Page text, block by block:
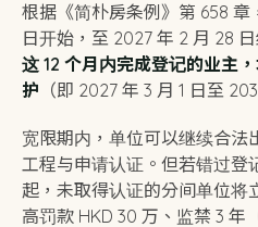
根据《简朴房条例》第 658 章
日开始，至 2027 年 2 月 28
这 12 个月内完成登记的业主
护 （即 2027 年 3 月 1 日至
宽限期内，单位可以继续合法
工程与申请认证。但若错过登
起，未取得认证的分间单位将
高罚款 HKD 30 万、监禁 3 年